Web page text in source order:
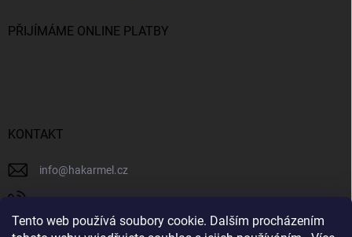
Tento web používá soubory cookie. Dalším procházením
⚠️ Důležité oznámení k odesílání objednávek Ještě dnes,
PŘIJÍMÁME ONLINE PLATBY
KONTAKT
info@hakarmel.cz
hakarmelsyry